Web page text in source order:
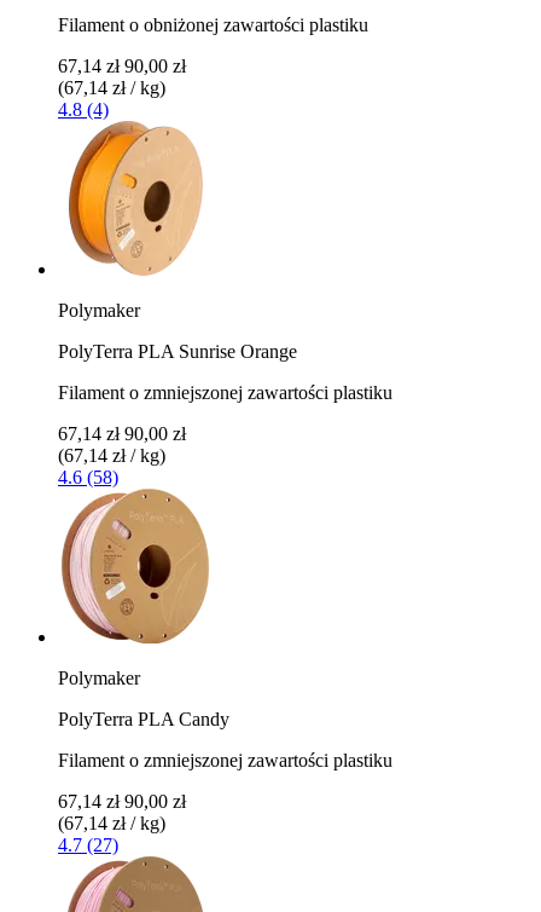
Filament o obniżonej zawartości plastiku
67,14 zł 90,00 zł
(67,14 zł / kg)
4.8 (4)
Polymaker
PolyTerra PLA Sunrise Orange
Filament o zmniejszonej zawartości plastiku
67,14 zł 90,00 zł
(67,14 zł / kg)
4.6 (58)
Polymaker
PolyTerra PLA Candy
Filament o zmniejszonej zawartości plastiku
67,14 zł 90,00 zł
(67,14 zł / kg)
4.7 (27)